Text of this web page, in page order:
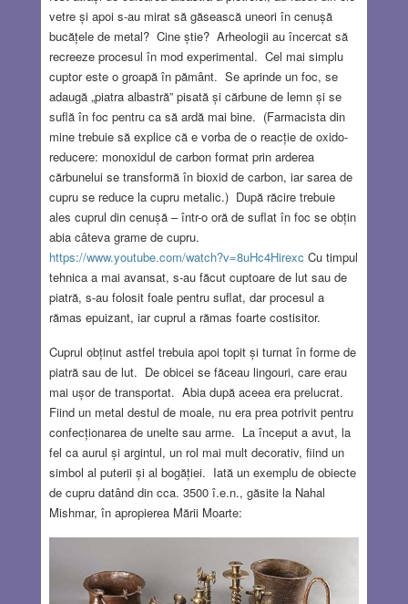
vetre și apoi s-au mirat să găsească uneori în cenușă
bucățele de metal? Cine știe? Arheologii au încercat să
recreeze procesul în mod experimental. Cel mai simplu
cuptor este o groapă în pământ. Se aprinde un foc, se
adaugă „piatra albastră” pisată și cărbune de lemn și se
suflă în foc pentru ca să ardă mai bine. (Farmacista din
mine trebuie să explice că e vorba de o reacție de oxido-
reducere: monoxidul de carbon format prin arderea
cărbunelui se transformă în bioxid de carbon, iar sarea de
cupru se reduce la cupru metalic.) După răcire trebuie
ales cuprul din cenușă – într-o oră de suflat în foc se obțin
abia câteva grame de cupru.
https://www.youtube.com/watch?v=8uHc4Hirexc Cu timpul
tehnica a mai avansat, s-au făcut cuptoare de lut sau de
piatră, s-au folosit foale pentru suflat, dar procesul a
rămas epuizant, iar cuprul a rămas foarte costisitor.
Cuprul obținut astfel trebuia apoi topit și turnat în forme de
piatră sau de lut. De obicei se făceau lingouri, care erau
mai ușor de transportat. Abia după aceea era prelucrat.
Fiind un metal destul de moale, nu era prea potrivit pentru
confecționarea de unelte sau arme. La început a avut, la
fel ca aurul și argintul, un rol mai mult decorativ, fiind un
simbol al puterii și al bogăției. Iată un exemplu de obiecte
de cupru datând din cca. 3500 î.e.n., găsite la Nahal
Mishmar, în apropierea Mării Moarte: